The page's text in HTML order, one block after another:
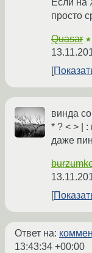
Если на
просто
Quasar
винда
* ? < > |
даже
Ответ на:
13:43:34 +00:00